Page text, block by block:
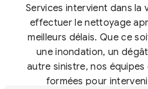
Services intervient dans la
effectuer le nettoyage
meilleurs délais. Que ce
une inondation, un
autre sinistre, nos
formées pour